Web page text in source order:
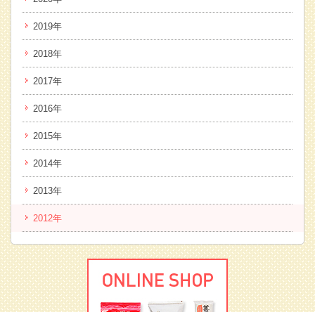
2019年
2018年
2017年
2016年
2015年
2014年
2013年
2012年